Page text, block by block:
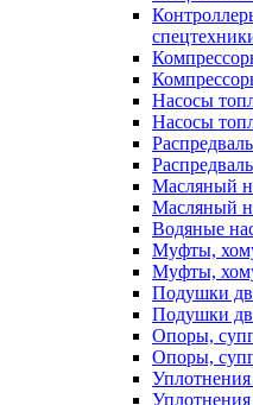
Насосы
Насосы
Масляный
Масляный
Водяные
Муфты,
Муфты,
Подушки
Подушки
Опоры,
Опоры,